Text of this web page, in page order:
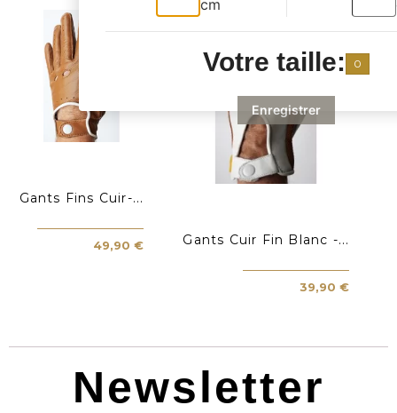
Gants Fins Cuir-...
49,90 € Gants Cuir Fin Blanc -...
39,90 €
cm
Votre taille: 0
Enregistrer
Newsletter